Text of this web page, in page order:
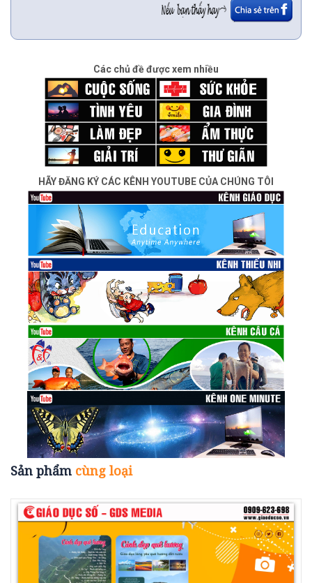
Các chủ đề được xem nhiều
HÃY ĐĂNG KÝ CÁC KÊNH YOUTUBE CỦA CHÚNG TÔI
Sản phẩm cùng loại